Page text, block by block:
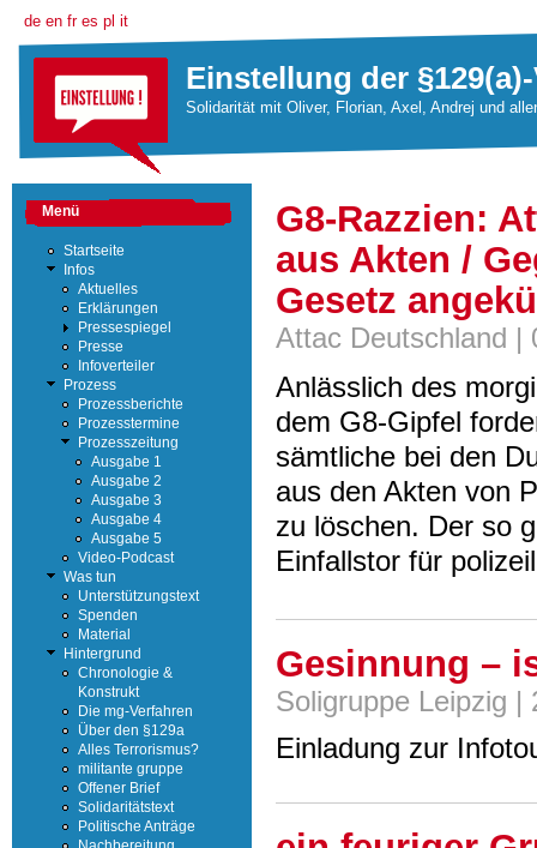
de en fr es pl it
Einstellung der
Solidarität mit Oliver, Florian, Axel, Andrej und
G8-Razzien:
aus Akten /
Gesetz
Attac Deutschland |
Anlässlich des
dem G8-Gipfel
sämtliche bei den
aus den Akten von
zu löschen. Der so
Einfallstor für
Gesinnung –
Soligruppe Leipzig |
Einladung zur
Menü
Startseite
Infos
Aktuelles
Erklärungen
Pressespiegel
Presse
Infoverteiler
Prozess
Prozessberichte
Prozesstermine
Prozesszeitung
Ausgabe 1
Ausgabe 2
Ausgabe 3
Ausgabe 4
Ausgabe 5
Video-Podcast
Was tun
Unterstützungstext
Spenden
Material
Hintergrund
Chronologie &
Konstrukt
Die mg-Verfahren
Über den §129a
Alles Terrorismus?
militante gruppe
Offener Brief
Solidaritätstext
Politische Anträge